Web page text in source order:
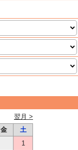
翌月 >
金
土
1